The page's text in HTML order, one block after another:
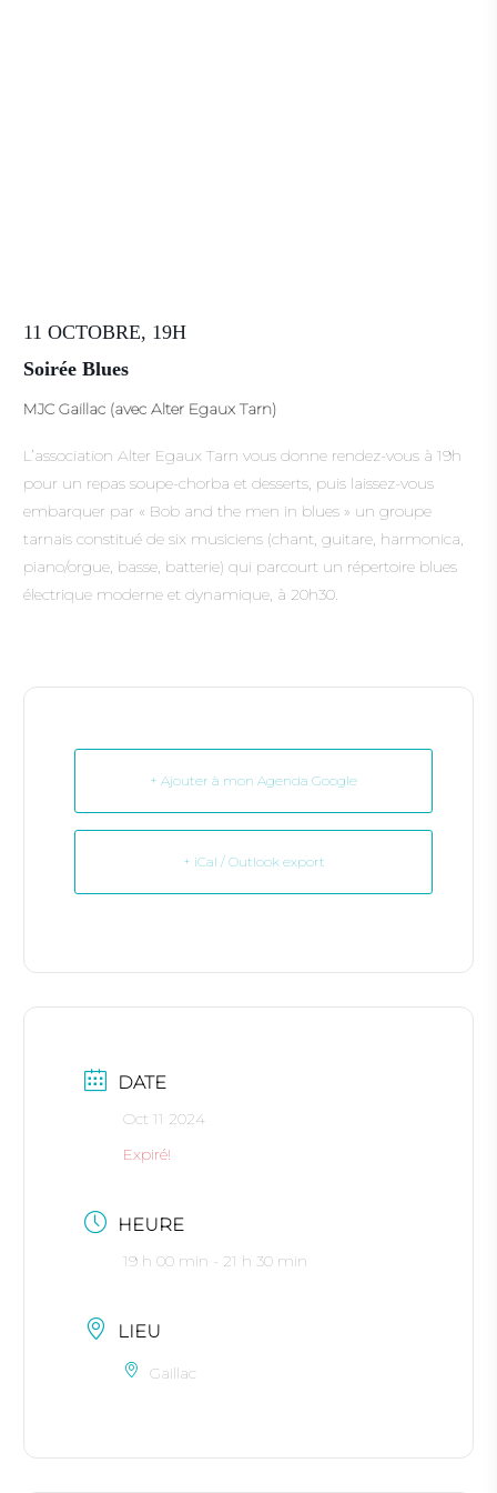
11 OCTOBRE, 19H
Soirée Blues
MJC Gaillac (avec Alter Egaux Tarn)
L’association Alter Egaux Tarn vous donne rendez-vous à 19h
pour un repas soupe-chorba et desserts, puis laissez-vous
embarquer par « Bob and the men in blues » un groupe
tarnais constitué de six musiciens (chant, guitare, harmonica,
piano/orgue, basse, batterie) qui parcourt un répertoire blues
électrique moderne et dynamique, à 20h30.
+ Ajouter à mon Agenda Google
+ iCal / Outlook export
DATE
Oct 11 2024
Expiré!
HEURE
19 h 00 min - 21 h 30 min
LIEU
Gaillac